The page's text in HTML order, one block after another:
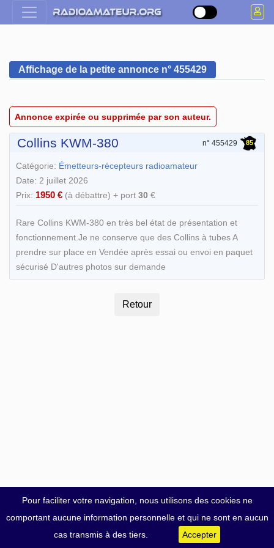
Pour faciliter votre navigation, nous utilisons des cookies ne
comportant aucune information personnelle et qui ne sont en aucun
cas transmis à des tiers.
Accepter
Affichage de la petite annonce n° 455429
Annonce expirée ou supprimée par son auteur.
Collins KWM-380 n° 455429 85
Catégorie: Émetteurs-récepteurs radioamateur
Date: 2 juillet 2026
Prix: 1950 € (à débattre) + port 30€
Rare Collins KWM-380 en très bel état de présentation et
fonctionnement.Je ne conserve que des Collins à tubes A
prendre sur place en Vendée après essai ou envoi en paquet
sécurisé D'autres photos sur demande